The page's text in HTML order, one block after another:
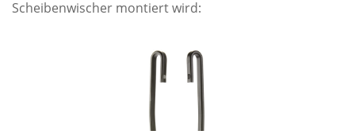
Scheibenwischer montiert wird: